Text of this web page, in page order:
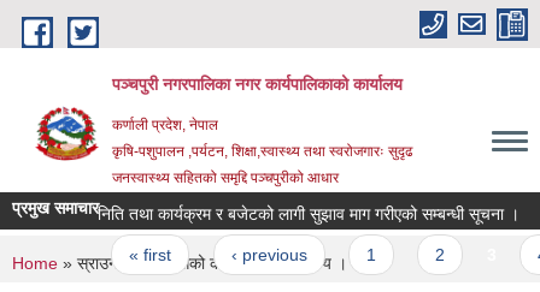
Skip to main content
पञ्चपुरी नगरपालिका नगर कार्यपालिकाको कार्यालय
कर्णाली प्रदेश, नेपाल
कृषि-पशुपालन ,पर्यटन, शिक्षा,स्वास्थ्य तथा स्वरोजगारः सुदृढ
जनस्वास्थ्य सहितको समृद्दि पञ्चपुरीको आधार
प्रमुख समाचारनिति तथा कार्यक्रम र बजेटको लागी सुझाव माग गरीएको सम्बन्धी सूचना ।
Pages
« first ‹ previous 1
You are here
Home » स्राउन १६ गते बसेको कार्यपालिकाको निर्णय ।